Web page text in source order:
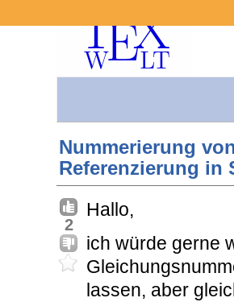
Nummerierung
Referenzierung in
2
Hallo,
ich würde gerne
lassen, aber